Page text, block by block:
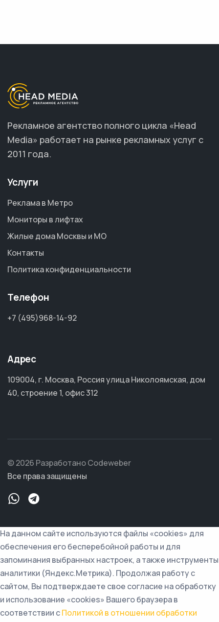
Рекламное агентство полного цикла «Head
Media» работает на рынке рекламных услуг с
2011 года.
Услуги
Реклама в Метро
Мониторы в лифтах
Жилые дома Москвы и МО
Контакты
Политика конфиденциальности
Телефон
+7 (495)968-14-92
Адрес
109004, г. Москва, Россия улица Николоямская, дом
40, строение 1, офис 312
© 2026 Разработано Codeweber
Все права защищены
На данном сайте используются файлы «cookies» для
обеспечения его бесперебойной работы и для
запоминания выбранных настроек, а также инструменты
аналитики (Яндекс.Метрика). Продолжая работу с
сайтом, Вы подтверждаете свое согласие на обработку
и использование «cookies» Вашего браузера в
соответствии сПолитикой в отношении обработки